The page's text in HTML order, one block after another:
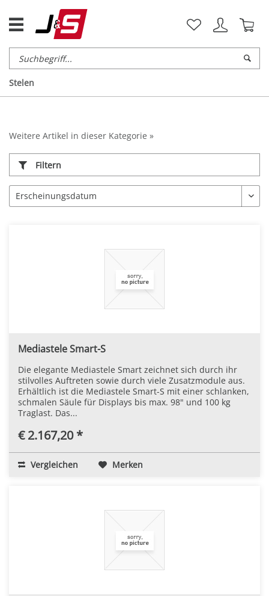
Stelen
Weitere Artikel in dieser Kategorie »
Filtern
Mediastele Smart-S
Die elegante Mediastele Smart zeichnet sich durch ihr
stilvolles Auftreten sowie durch viele Zusatzmodule aus.
Erhältlich ist die Mediastele Smart-S mit einer schlanken,
schmalen Säule für Displays bis max. 98" und 100 kg
Traglast. Das...
€ 2.167,20 *
Vergleichen Merken